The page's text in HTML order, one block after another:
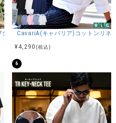
袖カプリシャツ/全9色
CavariA(キャバリア)コットンリネ
¥4,290 (税込)
6